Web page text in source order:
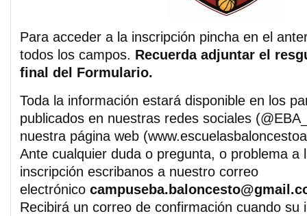
Para acceder a la inscripción pincha en el
todos los campos. Recuerda adjuntar el
final del Formulario.
Toda la información estará disponible en los
publicados en nuestras redes sociales
nuestra página web
Ante cualquier duda o pregunta, o problema a
inscripción escribanos a nuestro correo
electrónico
Recibirá un correo de confirmación cuando su